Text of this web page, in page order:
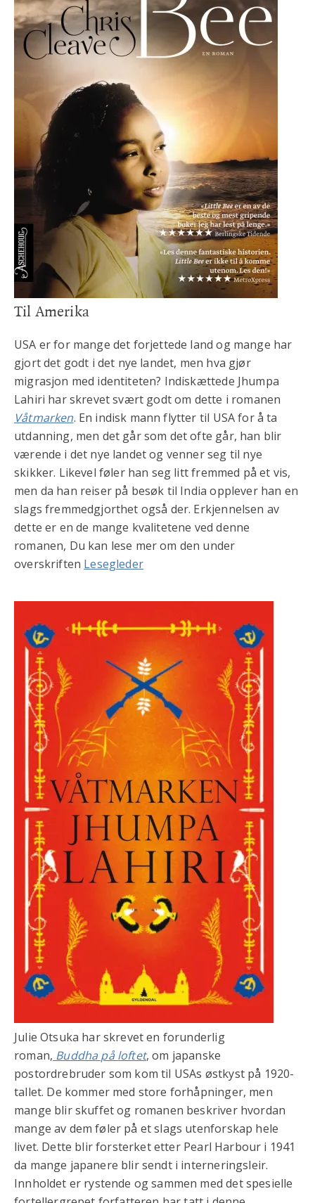
Til Amerika
USA er for mange det forjettede land og mange har
gjort det godt i det nye landet, men hva gjør
migrasjon med identiteten? Indiskættede Jhumpa
Lahiri har skrevet svært godt om dette i romanen
Våtmarken. En indisk mann flytter til USA for å ta
utdanning, men det går som det ofte går, han blir
værende i det nye landet og venner seg til nye
skikker. Likevel føler han seg litt fremmed på et vis,
men da han reiser på besøk til India opplever han en
slags fremmedgjorthet også der. Erkjennelsen av
dette er en de mange kvalitetene ved denne
romanen, Du kan lese mer om den under
overskriften Lesegleder
Julie Otsuka har skrevet en forunderlig
roman, Buddha på loftet, om japanske
postordrebruder som kom til USAs østkyst på 1920-
tallet. De kommer med store forhåpninger, men
mange blir skuffet og romanen beskriver hvordan
mange av dem føler på et slags utenforskap hele
livet. Dette blir forsterket etter Pearl Harbour i 1941
da mange japanere blir sendt i interneringsleir.
Innholdet er rystende og sammen med det spesielle